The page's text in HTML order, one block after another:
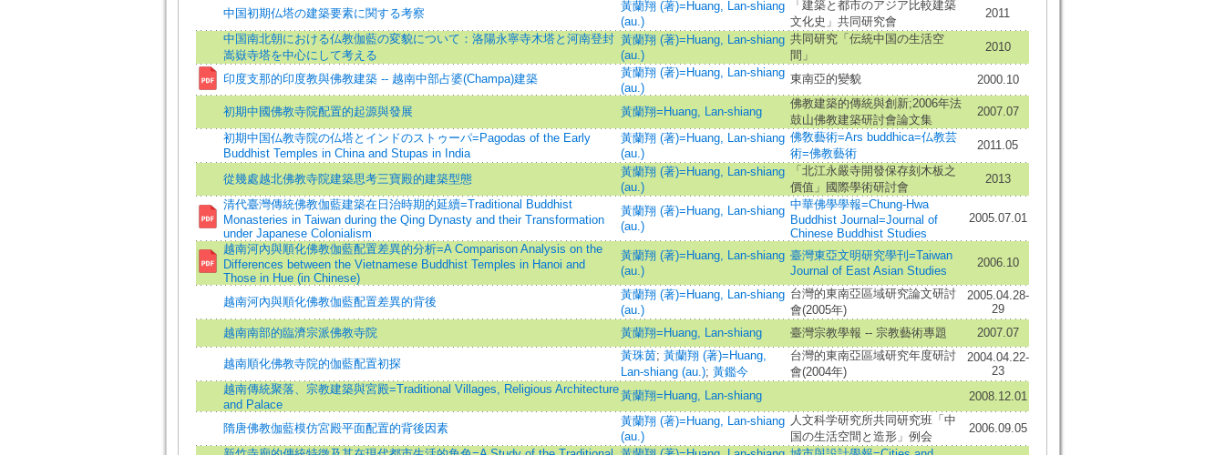
中国初期仏塔の建築要素に関する考察
黃蘭翔 (著)=Huang, Lan-shiang
(au.)
「建築と都市のアジア比較建築
文化史」共同研究會
2011
中国南北朝における仏教伽藍の変貌について：洛陽永寧寺木塔と河南登封
嵩嶽寺塔を中心にして考える
黃蘭翔 (著)=Huang, Lan-shiang
(au.)
共同研究「伝統中国の生活空
間」
2010
印度支那的印度教與佛教建築 -- 越南中部占婆(Champa)建築
黃蘭翔 (著)=Huang, Lan-shiang
(au.)
東南亞的變貌 2000.10
初期中國佛教寺院配置的起源與發展 黃蘭翔=Huang, Lan-shiang
佛教建築的傳統與創新;2006年法
鼓山佛教建築研討會論文集
2007.07
初期中国仏教寺院の仏塔とインドのストゥーパ=Pagodas of the Early
Buddhist Temples in China and Stupas in India
黃蘭翔 (著)=Huang, Lan-shiang
(au.)
佛敎藝術=Ars buddhica=仏教芸
術=佛教藝術
2011.05
從幾處越北佛教寺院建築思考三寶殿的建築型態
黃蘭翔 (著)=Huang, Lan-shiang
(au.)
「北江永嚴寺開發保存刻木板之
價值」國際學術研討會
2013
清代臺灣傳統佛教伽藍建築在日治時期的延續=Traditional Buddhist
Monasteries in Taiwan during the Qing Dynasty and their Transformation
under Japanese Colonialism
黃蘭翔 (著)=Huang, Lan-shiang
(au.)
中華佛學學報=Chung-Hwa
Buddhist Journal=Journal of
Chinese Buddhist Studies
2005.07.01
越南河內與順化佛教伽藍配置差異的分析=A Comparison Analysis on the
Differences between the Vietnamese Buddhist Temples in Hanoi and
Those in Hue (in Chinese)
黃蘭翔 (著)=Huang, Lan-shiang
(au.)
臺灣東亞文明研究學刊=Taiwan
Journal of East Asian Studies
2006.10
越南河內與順化佛教伽藍配置差異的背後
黃蘭翔 (著)=Huang, Lan-shiang
(au.)
台灣的東南亞區域研究論文研討
會(2005年)
2005.04.28-
29
越南南部的臨濟宗派佛教寺院
黃蘭翔=Huang, Lan-shiang 臺灣宗教學報 -- 宗教藝術專題 2007.07
越南順化佛教寺院的伽藍配置初探
黃珠茵; 黃蘭翔 (著)=Huang,
Lan-shiang (au.); 黃鑑今
台灣的東南亞區域研究年度研討
會(2004年)
2004.04.22-
23
越南傳統聚落、宗教建築與宮殿=Traditional Villages, Religious Architecture
and Palace
黃蘭翔=Huang, Lan-shiang 2008.12.01
隋唐佛教伽藍模仿宮殿平面配置的背後因素
黃蘭翔 (著)=Huang, Lan-shiang
(au.)
人文科学研究所共同研究班「中
国の生活空間と造形」例会
2006.09.05